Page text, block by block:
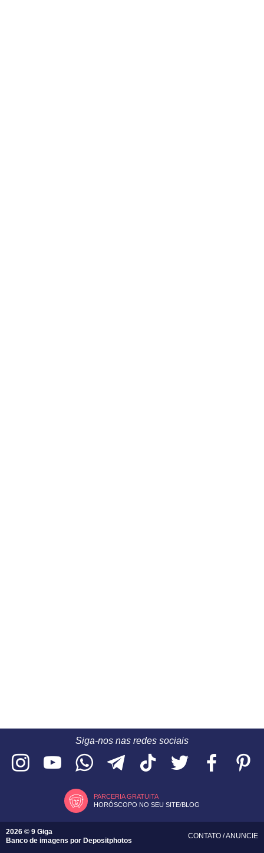
Siga-nos nas redes sociais
PARCERIA GRATUITA
HORÓSCOPO NO SEU SITE/BLOG
2026 © 9 Giga
Banco de imagens por Depositphotos
CONTATO /ANUNCIE